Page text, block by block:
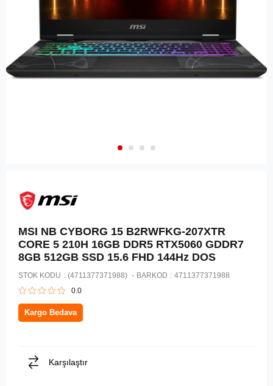
MSI NB CYBORG 15 B2RWFKG-207XTR
CORE 5 210H 16GB DDR5 RTX5060 GDDR7
8GB 512GB SSD 15.6 FHD 144Hz DOS
STOK KODU (4711377371988) BARKOD : 4711377371988
0.0
Kargo Bedava
Karşılaştır